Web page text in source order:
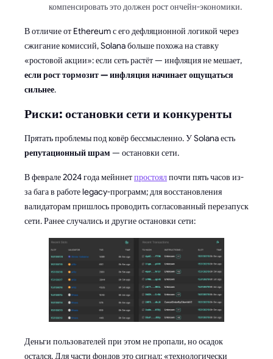
компенсировать это должен рост ончейн-экономики.
В отличие от Ethereum с его дефляционной логикой через
сжигание комиссий, Solana больше похожа на ставку
«ростовой акции»: если сеть растёт — инфляция не мешает,
если рост тормозит — инфляция начинает ощущаться
сильнее.
Риски: остановки сети и конкуренты
Прятать проблемы под ковёр бессмысленно. У Solana есть
репутационный шрам — остановки сети.
В феврале 2024 года мейннетпростоялпочти пять часов из-
за бага в работе legacy-программ; для восстановления
валидаторам пришлось проводить согласованный перезапуск
сети. Ранее случались и другие остановки сети:
Деньги пользователей при этом не пропали, но осадок
остался. Для части фондов это сигнал: «технологически